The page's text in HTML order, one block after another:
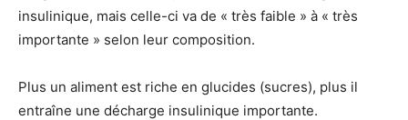
insulinique, mais celle-ci va de « très faible » à « très
importante » selon leur composition.
Plus un aliment est riche en glucides (sucres), plus il
entraîne une décharge insulinique importante.